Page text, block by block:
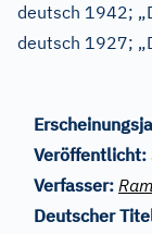
deutsch 1942;
deutsch 1927;
Veröffentlicht:
Verfasser:
Deutscher